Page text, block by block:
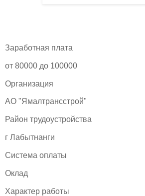
Заработная плата
от 80000 до 100000
Организация
АО "Ямалтрансстрой"
Район трудоустройства
г Лабытнанги
Система оплаты
Оклад
Характер работы